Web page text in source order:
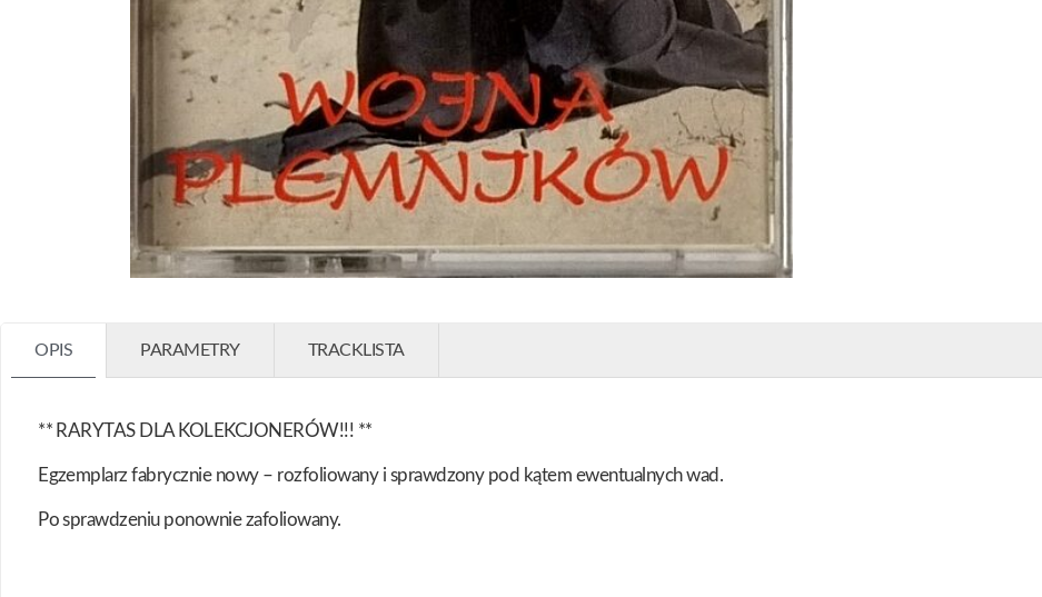
OPIS PARAMETRY TRACKLISTA
** RARYTAS DLA KOLEKCJONERÓW!!! **
Egzemplarz fabrycznie nowy – rozfoliowany i sprawdzony pod kątem ewentualnych wad.
Po sprawdzeniu ponownie zafoliowany.